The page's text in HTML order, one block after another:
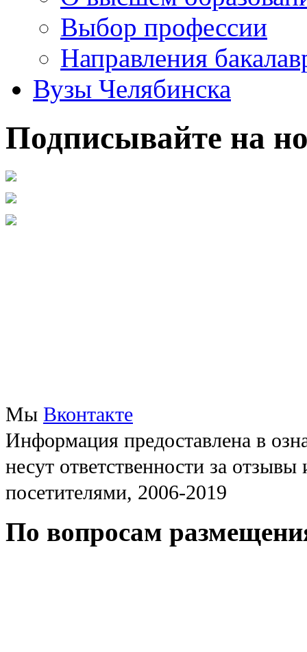
Выбор профессии
Направления
Вузы Челябинска
Подписывайте на
Мы Вконтакте
Информация предоставлена в
несут ответственности за
посетителями, 2006-2019
По вопросам